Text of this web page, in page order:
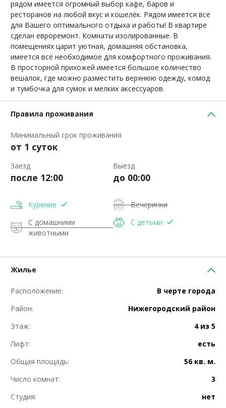
рядом имеется огромный выбор кафе, баров и
ресторанов на любой вкус и кошелёк. Рядом имеется всё
для Вашего оптимального отдыха и работы! В квартире
сделан евроремонт. Комнаты изолированные. В
помещениях царит уютная, домашняя обстановка,
имеется всё необходимое для комфортного проживания.
В просторной прихожей имеется большое количество
вешалок, где можно разместить верхнюю одежду, комод
и тумбочка для сумок и мелких аксессуаров.
Правила проживания
Минимальный срок проживания
от 1 суток
Заезд
после 12:00
Выезд
до 00:00
Курение
Вечеринки
С домашними
животными
С детьми
Жилье
Расположение:
В черте города
Район:
Нижегородский район
Этаж:
4 из 5
Лифт:
есть
Общая площадь:
56 кв. м.
Число комнат:
3
Студия:
нет